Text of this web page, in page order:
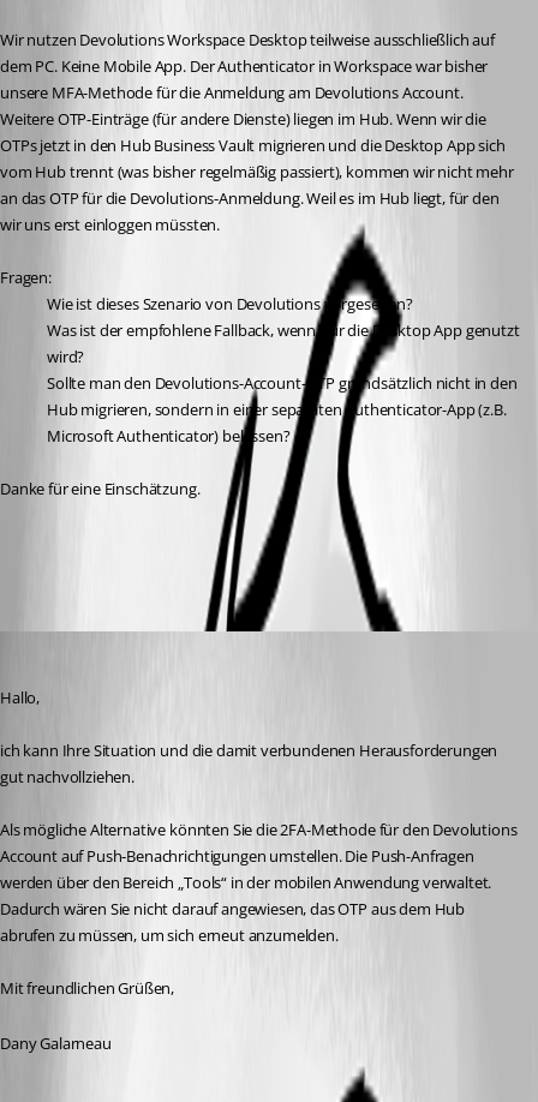
Wir nutzen Devolutions Workspace Desktop teilweise ausschließlich auf
dem PC. Keine Mobile App. Der Authenticator in Workspace war bisher
unsere MFA-Methode für die Anmeldung am Devolutions Account.
Weitere OTP-Einträge (für andere Dienste) liegen im Hub. Wenn wir die
OTPs jetzt in den Hub Business Vault migrieren und die Desktop App sich
vom Hub trennt (was bisher regelmäßig passiert), kommen wir nicht mehr
an das OTP für die Devolutions-Anmeldung. Weil es im Hub liegt, für den
wir uns erst einloggen müssten.
Fragen:
Wie ist dieses Szenario von Devolutions vorgesehen?
Was ist der empfohlene Fallback, wenn nur die Desktop App genutzt
wird?
Sollte man den Devolutions-Account-OTP grundsätzlich nicht in den
Hub migrieren, sondern in einer separaten Authenticator-App (z.B.
Microsoft Authenticator) belassen?
Danke für eine Einschätzung.
Hallo,
ich kann Ihre Situation und die damit verbundenen Herausforderungen
gut nachvollziehen.
Als mögliche Alternative könnten Sie die 2FA-Methode für den Devolutions
Account auf Push-Benachrichtigungen umstellen. Die Push-Anfragen
werden über den Bereich „Tools“ in der mobilen Anwendung verwaltet.
Dadurch wären Sie nicht darauf angewiesen, das OTP aus dem Hub
abrufen zu müssen, um sich erneut anzumelden.
Mit freundlichen Grüßen,
Dany Galarneau